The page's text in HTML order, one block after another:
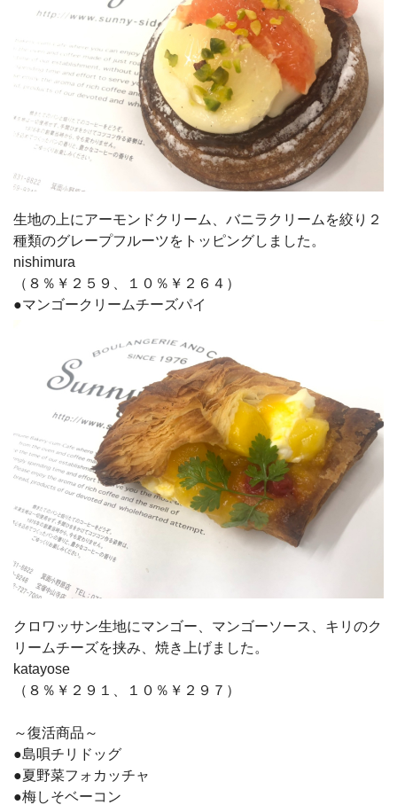
生地の上にアーモンドクリーム、バニラクリームを絞り２
種類のグレープフルーツをトッピングしました。
nishimura
（８％￥２５９、１０％￥２６４）
●マンゴークリームチーズパイ
クロワッサン生地にマンゴー、マンゴーソース、キリのク
リームチーズを挟み、焼き上げました。
katayose
（８％￥２９１、１０％￥２９７）
～復活商品～
●島唄チリドッグ
●夏野菜フォカッチャ
●梅しそベーコン